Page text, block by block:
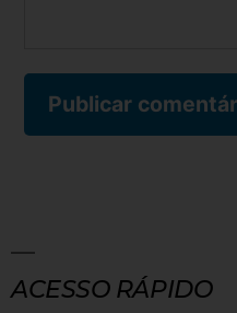
ACESSO RÁPIDO